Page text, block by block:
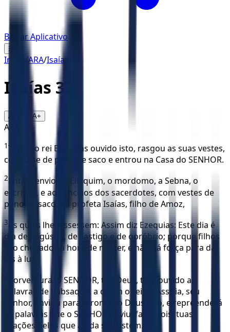
Baixar Aplicativo
☰
Início ARA/Isaías
Isaías 37
A- A+
ARA
1Tendo o rei Ezequias ouvido isto, rasgou as suas vestes,
cobriu-se de pano de saco e entrou na Casa do SENHOR.
2
Então, enviou a Eliaquim, o mordomo, a Sebna, o
escrivão, e aos anciãos dos sacerdotes, com vestes de
pano de saco, ao profeta Isaías, filho de Amoz,
3
os quais lhe dissessem: Assim diz Ezequias: Este dia é
dia de angústia, de castigo e de opróbrio; porque filhos
são chegados à hora de nascer, e não há força para dá-
los à luz.
Porventura, o SENHOR, teu Deus, terá ouvido as
palavras de Rabsaqué, a quem o rei da Assíria, seu
senhor, enviou para afrontar o Deus vivo, e repreenderá
as palavras que o SENHOR ouviu; faze, pois, tuas
orações pelos que ainda subsistem.